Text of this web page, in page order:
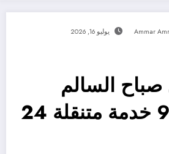
Ammar يوليو 16, 2026
صباح السالم
98577474 خدمة متنقلة 24